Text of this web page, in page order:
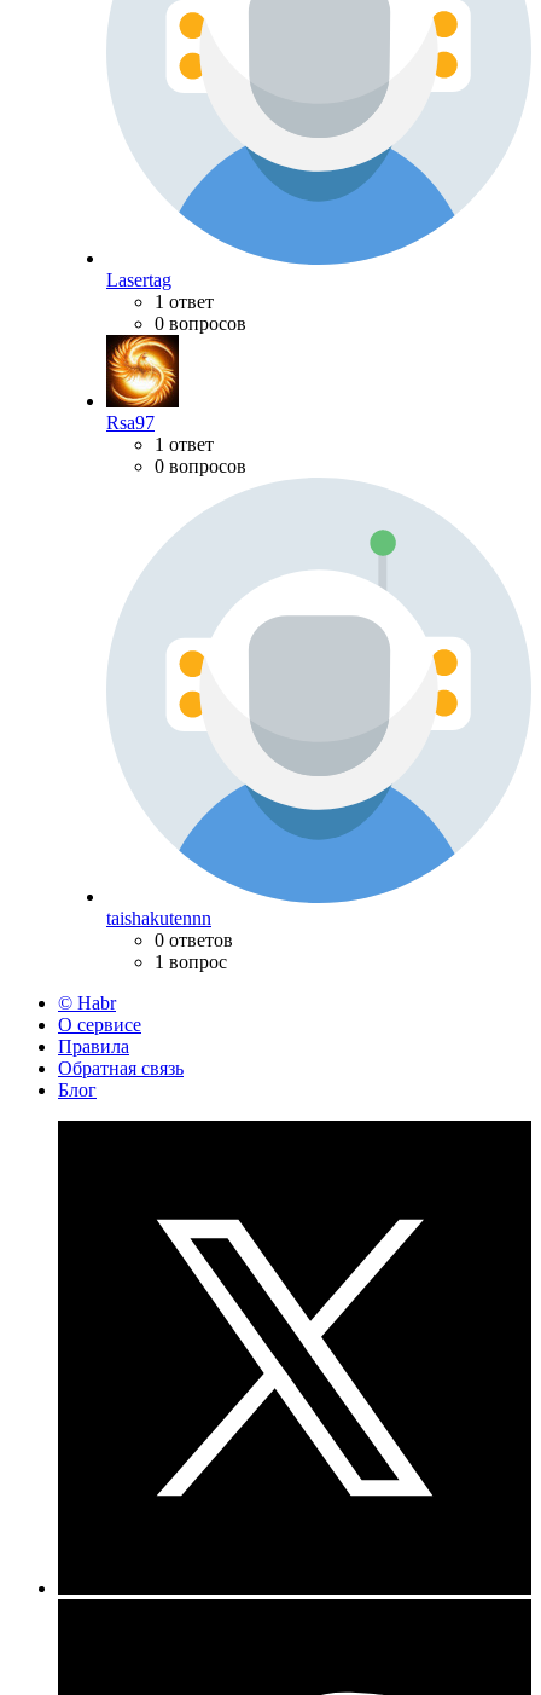
Lasertag
1 ответ
0 вопросов
Rsa97
1 ответ
0 вопросов
taishakutennn
0 ответов
1 вопрос
© Habr
О сервисе
Правила
Обратная связь
Блог